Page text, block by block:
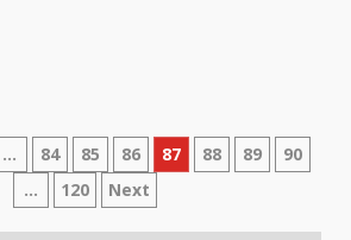
… 84 85 86 87 88 89
90
…
120 Next